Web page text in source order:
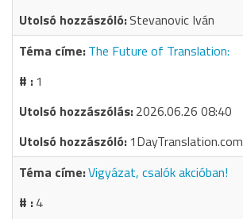
Stevanovic Iván
The Future of Translation:
1
2026.06.26 08:40
1DayTranslation.com
Vigyázat, csalók akcióban!
4